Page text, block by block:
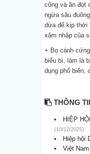
công và ăn đọt
ngừa sâu
dừa để kịp thời
xâm nhập của
+ Bọ cánh
biểu bì, làm lá
dụng phổ biến,
THÔNG
HIỆP
(10/12/2025)
Hiệp hội
Việt